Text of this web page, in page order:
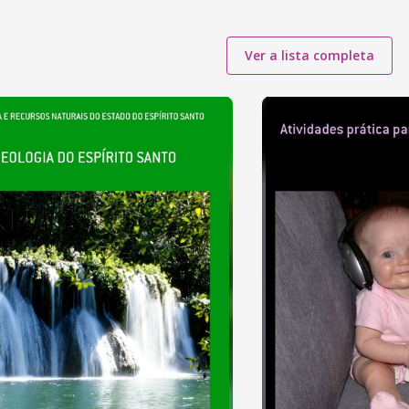
Ver a lista completa